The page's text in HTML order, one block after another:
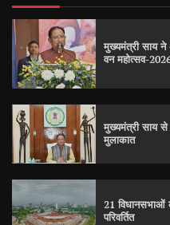
मुख्यमंत्री साय ने
वन महोत्सव-
मुख्यमंत्री साय से
मुलाकात
21 विधानसभाओं
परिवर्तित